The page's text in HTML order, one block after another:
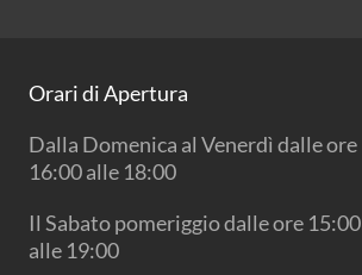
Orari di Apertura
Dalla Domenica al Venerdì dalle ore
16:00 alle 18:00
Il Sabato pomeriggio dalle ore 15:00
alle 19:00